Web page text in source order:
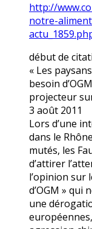
http://
notre-
début de
« Les
besoin
projecteur
3 août 2011
Lors d’une
dans le
mutés, les
d’attirer
l’opinion sur
d’OGM » qui
une